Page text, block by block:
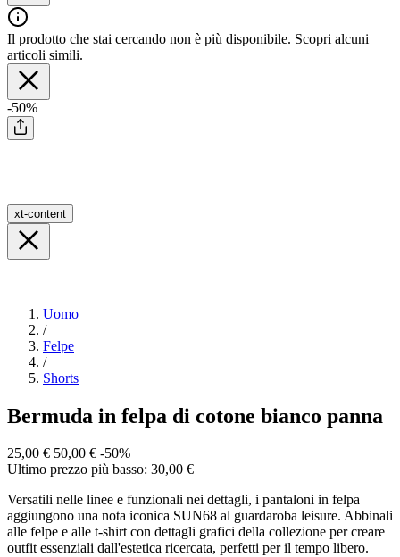
Il prodotto che stai cercando non è più disponibile. Scopri alcuni
articoli simili.
-50%
xt-content
Uomo
/
Felpe
/
Shorts
Bermuda in felpa di cotone bianco panna
25,00 € 50,00 € -50%
Ultimo prezzo più basso: 30,00 €
Versatili nelle linee e funzionali nei dettagli, i pantaloni in felpa
aggiungono una nota iconica SUN68 al guardaroba leisure. Abbinali
alle felpe e alle t-shirt con dettagli grafici della collezione per creare
outfit essenziali dall'estetica ricercata, perfetti per il tempo libero.